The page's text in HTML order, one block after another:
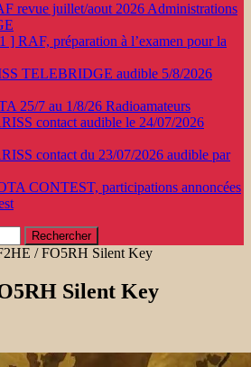
revue juillet/aout 2026 Administrations
] RAF, préparation à l’examen pour la
TELEBRIDGE audible 5/8/2026
25/7 au 1/8/26 Radioamateurs
contact audible le 24/07/2026
contact du 23/07/2026 audible par
CONTEST, participations annoncées
/ FO5RH Silent Key
Silent Key